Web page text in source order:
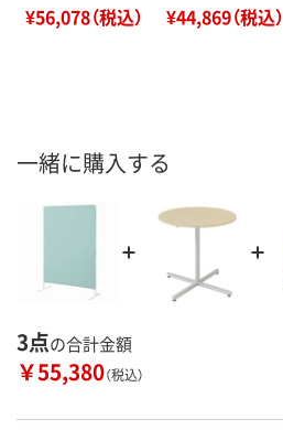
¥56,078（税込） ¥44,869（税込）
一緒に購入する
3点の合計金額
￥55,380（税込）